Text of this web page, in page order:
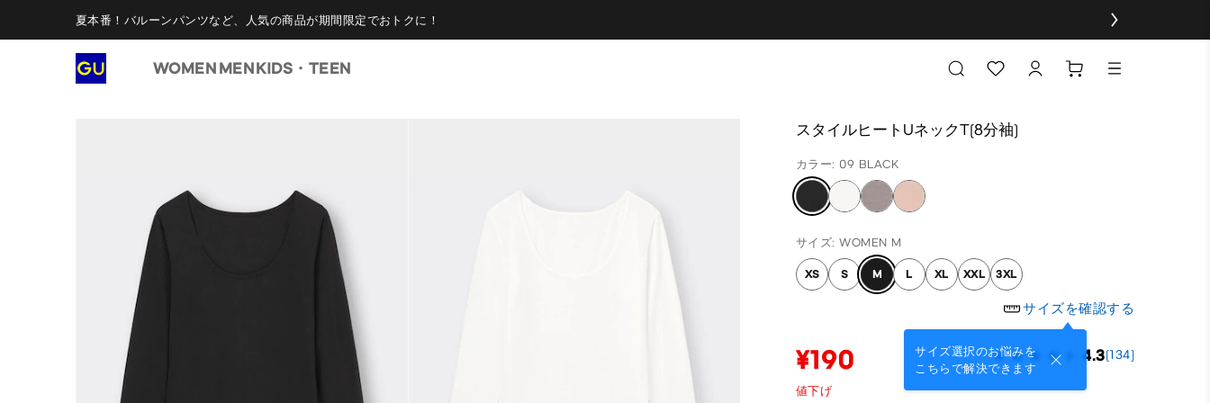
夏本番！バルーンパンツなど、人気の商品が期間限定でおトクに！
WOMEN MENKIDS・TEEN
スタイルヒートUネックT(8分袖)
カラー: 09 BLACK
サイズ: WOMEN M
XS S M L XL XXL 3XL
サイズを確認する
サイズ選択のお悩みを
こちらで解決できます
¥190 4.3(134)
値下げ